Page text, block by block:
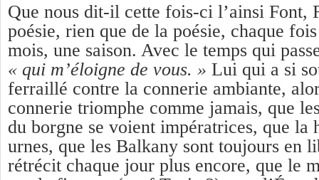
Que nous dit-il cette fois-ci l’ainsi Font,
poésie, rien que de la poésie, chaque
mois, une saison. Avec le temps qui
« qui m’éloigne de vous. » Lui qui a si
ferraillé contre la connerie ambiante,
connerie triomphe comme jamais, que
du borgne se voient impératrices, que la
urnes, que les Balkany sont toujours en
rétrécit chaque jour plus encore, que le